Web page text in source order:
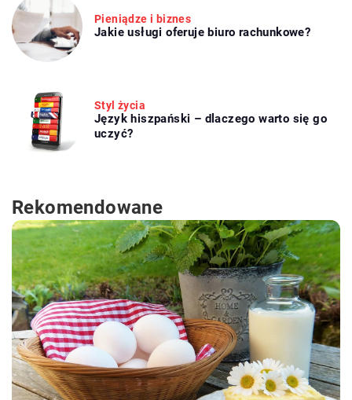
Pieniądze i biznes
Jakie usługi oferuje biuro rachunkowe?
Styl życia
Język hiszpański – dlaczego warto się go
uczyć?
Rekomendowane